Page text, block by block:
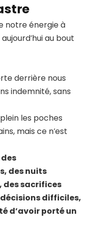
notre énergie à
au bout
derrière nous
indemnité, sans
les poches
mais ce n’est
des
des nuits
des sacrifices
difficiles,
d’avoir porté un